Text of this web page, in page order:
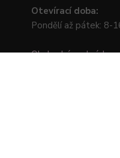
Otevírací doba:
Pondělí až pátek: 8-
Obchodní podmínky